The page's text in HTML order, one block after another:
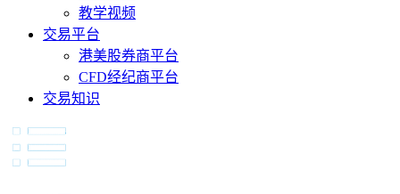
教学视频
交易平台
港美股券商平台
CFD经纪商平台
交易知识